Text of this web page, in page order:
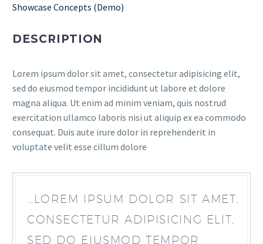
Showcase Concepts (Demo)
DESCRIPTION
Lorem ipsum dolor sit amet, consectetur adipisicing elit,
sed do eiusmod tempor incididunt ut labore et dolore
magna aliqua. Ut enim ad minim veniam, quis nostrud
exercitation ullamco laboris nisi ut aliquip ex ea commodo
consequat. Duis aute irure dolor in reprehenderit in
voluptate velit esse cillum dolore
…LOREM IPSUM DOLOR SIT AMET,
CONSECTETUR ADIPISICING ELIT,
SED DO EIUSMOD TEMPOR